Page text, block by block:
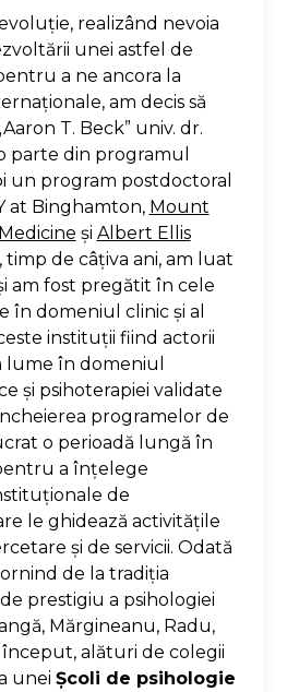
realizând nevoia
unei astfel de
a ne ancora la
am decis să
T. Beck” univ. dr.
parte din programul
un program postdoctoral
at Binghamton, Mount
şi Albert Ellis
timp de câţiva ani, am luat
am fost pregătit în cele
în domeniul clinic şi al
instituţii fiind actorii
în domeniul
şi psihoterapiei validate
programelor de
o perioadă lungă în
a înţelege
de
le ghidează activităţile
şi de servicii. Odată
de la tradiţia
prestigiu a psihologiei
Mărgineanu, Radu,
început, alături de colegii
unei Şcoli de psihologie